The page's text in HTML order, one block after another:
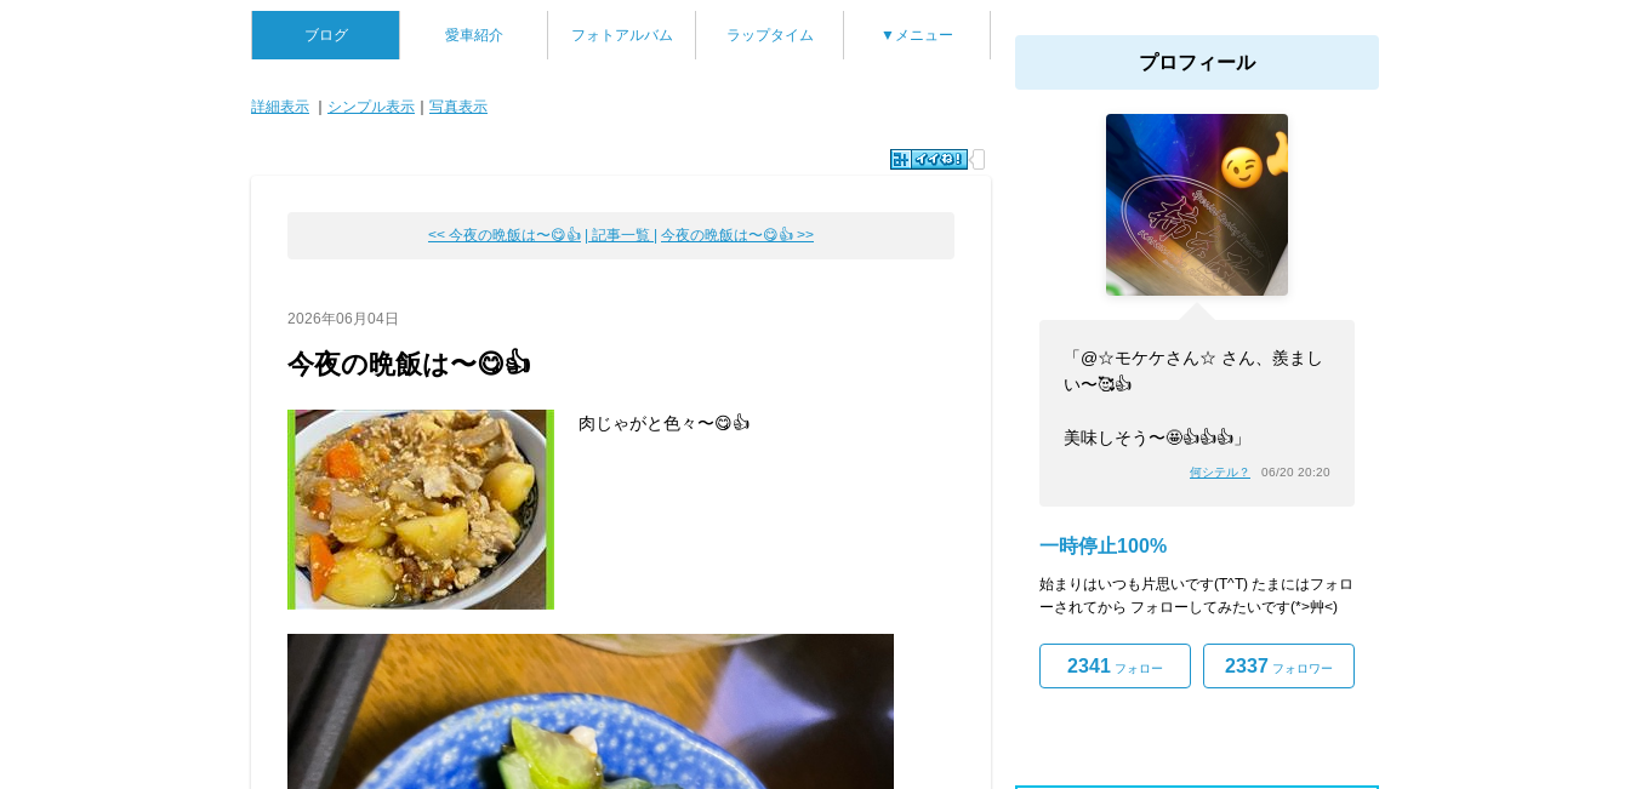
ブログ 愛車紹介 フォトアルバム ラップタイム ▼メニュー
詳細表示 シンプル表示 写真表示
<< 今夜の晩飯は〜😋👍 | 記事一覧 | 今夜の晩飯は〜😋👍 >>
2026年06月04日
今夜の晩飯は〜😋👍
肉じゃがと色々〜😋👍
プロフィール
「@☆モケケさん☆ さん、羨まし
い〜🥰👍
美味しそう〜🤩👍👍👍」
何シテル？ 06/20 20:20
一時停止100%
始まりはいつも片思いです(T^T) たまにはフォロ
ーされてから フォローしてみたいです(*>艸<)
2341 フォロー 2337 フォロワー